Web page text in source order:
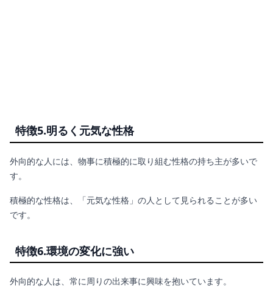
特徴5.明るく元気な性格
外向的な人には、物事に積極的に取り組む性格の持ち主が多いで
す。
積極的な性格は、「元気な性格」の人として見られることが多い
です。
特徴6.環境の変化に強い
外向的な人は、常に周りの出来事に興味を抱いています。